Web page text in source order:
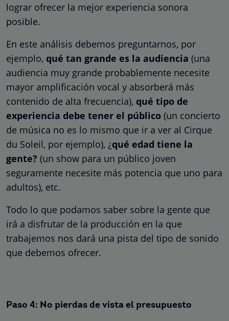
lograr ofrecer la mejor experiencia sonora
posible.
En este análisis debemos preguntarnos, por
ejemplo, qué tan grande es la audiencia (una
audiencia muy grande probablemente necesite
mayor amplificación vocal y absorberá más
contenido de alta frecuencia), qué tipo de
experiencia debe tener el público (un concierto
de música no es lo mismo que ir a ver al Cirque
du Soleil, por ejemplo), ¿qué edad tiene la
gente? (un show para un público joven
seguramente necesite más potencia que uno para
adultos), etc.
Todo lo que podamos saber sobre la gente que
irá a disfrutar de la producción en la que
trabajemos nos dará una pista del tipo de sonido
que debemos ofrecer.
Paso 4: No pierdas de vista el presupuesto